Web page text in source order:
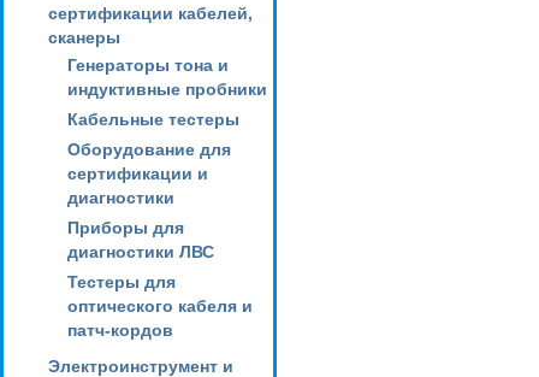
сертификации кабелей,
сканеры
Генераторы тона и
индуктивные пробники
Кабельные тестеры
Оборудование для
сертификации и
диагностики
Приборы для
диагностики ЛВС
Тестеры для
оптического кабеля и
патч-кордов
Электроинструмент и